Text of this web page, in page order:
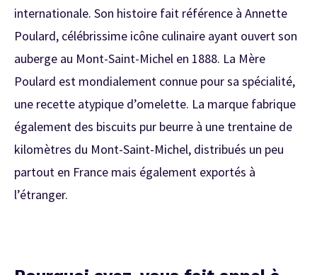
internationale. Son histoire fait référence à Annette
Poulard, célébrissime icône culinaire ayant ouvert son
auberge au Mont-Saint-Michel en 1888. La Mère
Poulard est mondialement connue pour sa spécialité,
une recette atypique d’omelette. La marque fabrique
également des biscuits pur beurre à une trentaine de
kilomètres du Mont-Saint-Michel, distribués un peu
partout en France mais également exportés à
l’étranger.